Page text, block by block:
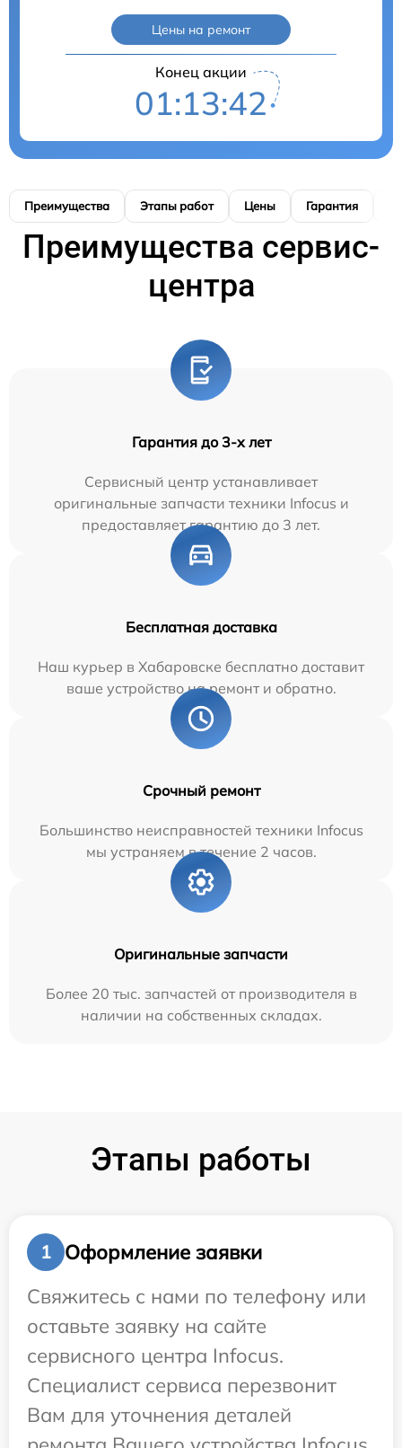
Цены на ремонт
Конец акции
01:13:42
Преимущества Этапы работ Цены Гарантия
Преимущества сервис-
центра
Гарантия до 3-х лет
Сервисный центр устанавливает
оригинальные запчасти техники Infocus и
предоставляет гарантию до 3 лет.
Бесплатная доставка
Наш курьер в Хабаровске бесплатно доставит
ваше устройство на ремонт и обратно.
Срочный ремонт
Большинство неисправностей техники Infocus
мы устраняем в течение 2 часов.
Оригинальные запчасти
Более 20 тыс. запчастей от производителя в
наличии на собственных складах.
Этапы работы
1
Оформление заявки
Свяжитесь с нами по телефону или
оставьте заявку на сайте
сервисного центра Infocus.
Специалист сервиса перезвонит
Вам для уточнения деталей